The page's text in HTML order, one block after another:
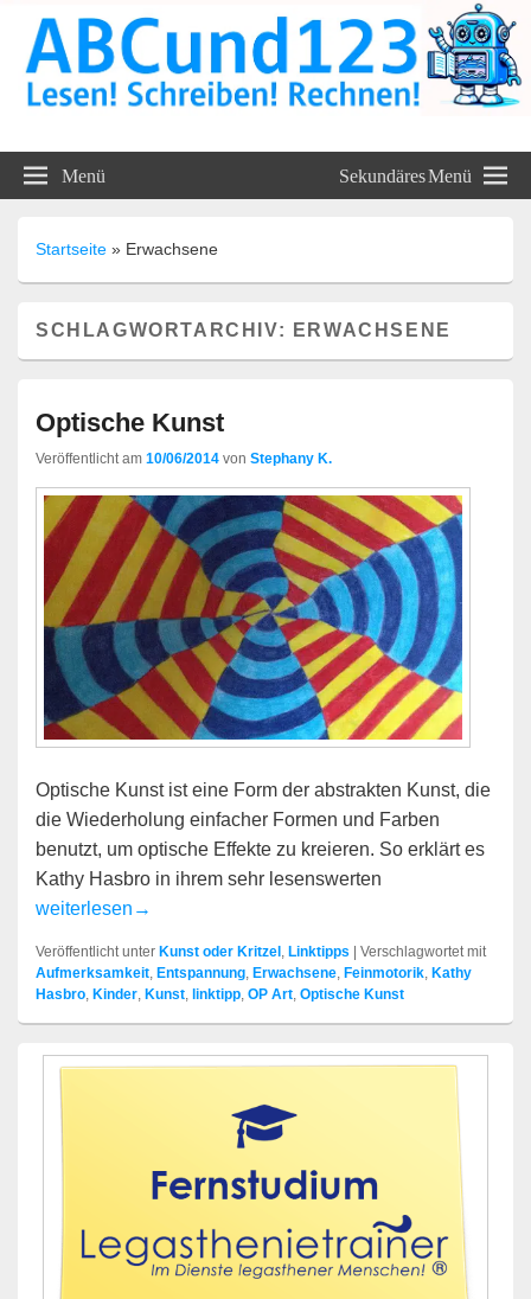
ABC und 123 Lehrmittel
Unterrichtsmaterialien
Menü Sekundäres Menü
Startseite » Erwachsene
SCHLAGWORTARCHIV: ERWACHSENE
Optische Kunst
Veröffentlicht am 10/06/2014 von Stephany K.
Optische Kunst ist eine Form der abstrakten Kunst, die
die Wiederholung einfacher Formen und Farben
benutzt, um optische Effekte zu kreieren. So erklärt es
Kathy Hasbro in ihrem sehr lesenswerten
Optische Kunst
weiterlesen →
Veröffentlicht unter Kunst oder Kritzel Linktipps | Verschlagwortet mit
Aufmerksamkeit Entspannung Erwachsene Feinmotorik Kathy
Hasbro Kinder Kunst linktipp OP Art Optische Kunst
Primärer
Seitenleisten-
Widgetbereich